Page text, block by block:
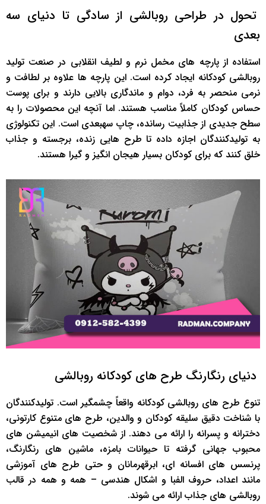
تحول در طراحی روبالشی از سادگی تا دنیای سه
استفاده از پارچه های مخمل نرم و لطیف انقلابی در صنعت تولید
روبالشی کودکانه ایجاد کرده است. این پارچه ها علاوه بر لطافت و
نرمی منحصر به فرد، دوام و ماندگاری بالایی دارند و برای پوست
حساس کودکان کاملاً مناسب هستند. اما آنچه این محصولات را به
سطح جدیدی از جذابیت رسانده، چاپ سه‎بعدی است. این تکنولوژی
به تولیدکنندگان اجازه داده تا طرح هایی زنده، برجسته و جذاب
خلق کنند که برای کودکان بسیار هیجان انگیز و گیرا هستند.
دنیای رنگارنگ طرح های کودکانه روبالشی
تنوع طرح های روبالشی کودکانه واقعاً چشمگیر است. تولیدکنندگان
با شناخت دقیق سلیقه کودکان و والدین، طرح های متنوع کارتونی،
دخترانه و پسرانه را ارائه می دهند. از شخصیت های انیمیشن های
محبوب جهانی گرفته تا حیوانات بامزه، ماشین های رنگارنگ،
پرنسس های افسانه ای، ابرقهرمانان و حتی طرح های آموزشی
مانند اعداد، حروف الفبا و اشکال هندسی – همه و همه در قالب
روبالشی های جذاب ارائه می شوند.